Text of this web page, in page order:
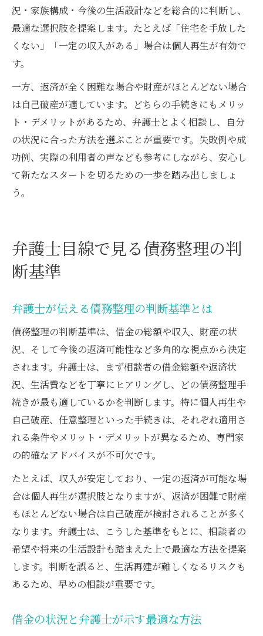
況・家族構成・今後の生活設計などを総合的に判断し、
最適な選択肢を提案します。たとえば「住宅を手放した
くない」「一定の収入がある」場合は個人再生が有効で
す。
一方、返済が全く困難な場合や財産がほとんどない場合
は自己破産が適しています。どちらの手続きにもメリッ
ト・デメリットがあるため、弁護士とよく相談し、自分
の状況に合った方法を選ぶことが重要です。失敗例や成
功例、実際の利用者の声なども参考にしながら、安心し
て新たなスタートを切るための一歩を踏み出しましょ
う。
弁護士目線で見る債務整理の判
断基準
弁護士が伝える債務整理の判断基準とは
債務整理の判断基準は、借金の総額や収入、財産の状
況、そして今後の返済可能性など多角的な視点から決定
されます。弁護士は、まず相談者の借金総額や返済状
況、生活費などを丁寧にヒアリングし、どの債務整理手
続きが最も適しているかを判断します。特に個人再生や
自己破産、任意整理といった手続きは、それぞれ適用さ
れる条件やメリット・デメリットが異なるため、専門家
の的確なアドバイスが不可欠です。
たとえば、収入が安定しており、一定の返済が可能な場
合は個人再生が選択肢となりますが、返済が困難で財産
もほとんどない場合は自己破産が検討されることが多く
なります。弁護士は、こうした基準をもとに、相談者の
希望や将来の生活設計も踏まえた上で最適な方法を提案
します。判断を誤ると、生活再建が難しくなるリスクも
あるため、早めの相談が重要です。
借金の状況と弁護士が示す最適な方法